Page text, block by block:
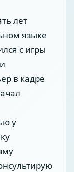
лет
языке
с игры
в кадре
у